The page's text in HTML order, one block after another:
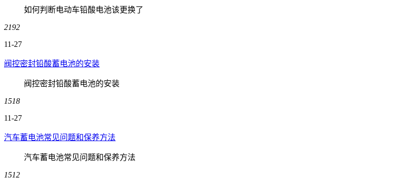
如何判断电动车铅酸电池该更换了
2192
11-27
阀控密封铅酸蓄电池的安装
阀控密封铅酸蓄电池的安装
1518
11-27
汽车蓄电池常见问题和保养方法
汽车蓄电池常见问题和保养方法
1512